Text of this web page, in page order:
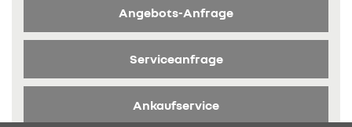
Angebots-Anfrage
Serviceanfrage
Ankaufservice